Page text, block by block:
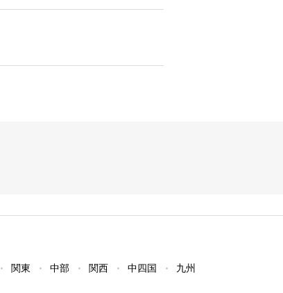
関東 中部 関西 中四国 九州